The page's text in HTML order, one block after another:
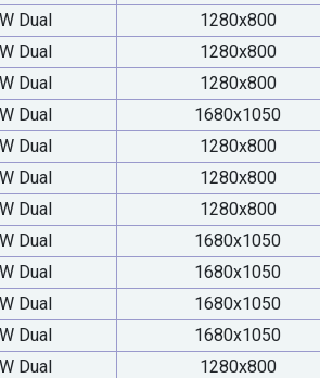
Dual
1280x800
Dual
1280x800
Dual
1280x800
Dual
1680x1050
Dual
1280x800
Dual
1280x800
Dual
1280x800
Dual
1680x1050
Dual
1680x1050
Dual
1680x1050
Dual
1680x1050
Dual
1280x800